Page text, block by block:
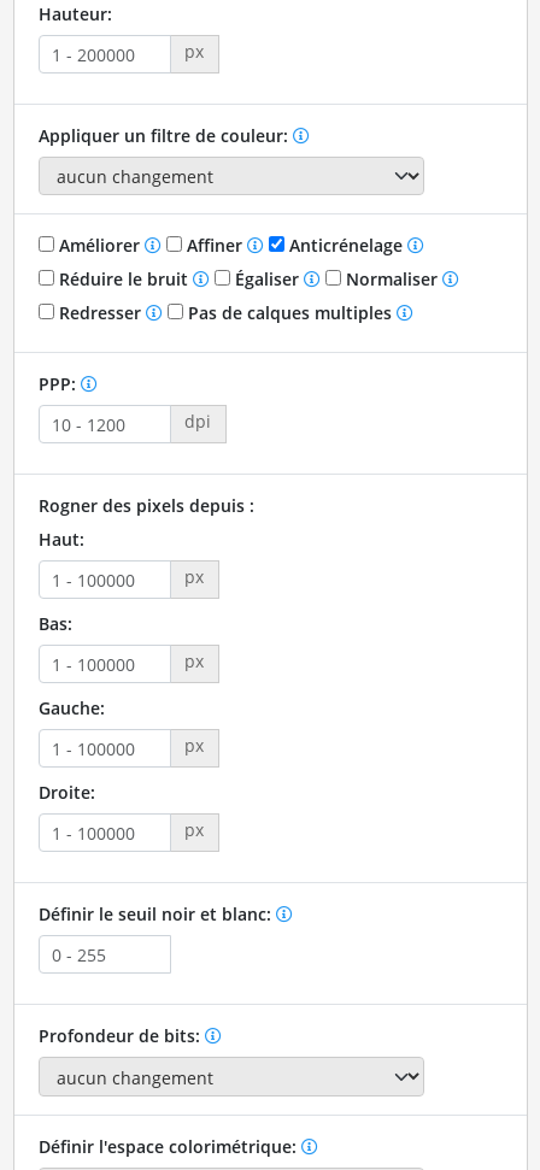
Hauteur:
px
Appliquer un filtre de couleur:
Améliorer Affiner
Anticrénelage
Réduire le bruit
Égaliser
Normaliser
Redresser
Pas de calques multiples
PPP:
dpi
Rogner des pixels depuis :
Haut:
px
Bas:
px
Gauche:
px
Droite:
px
Définir le seuil noir et blanc:
Profondeur de bits:
Définir l'espace colorimétrique: